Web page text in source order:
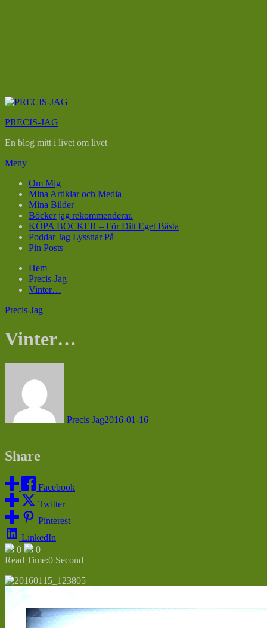
Hoppa
innehåll
PRECIS-JAG
En blog mitt i livet om livet
Meny
Om Mig
Mina Artiklar och Media
Mina Bilder
Böcker jag rekommenderar.
KÖPA BÖCKER – För Ditt Eget Bästa
Poddar Jag Lyssnar På
Pin Posts
Hem
Precis-Jag
Vinter…
Precis-Jag
Vinter…
Precis Jag2016-01-16
Share
Facebook
Twitter
Pinterest
LinkedIn
0
0
Read Time:0 Second